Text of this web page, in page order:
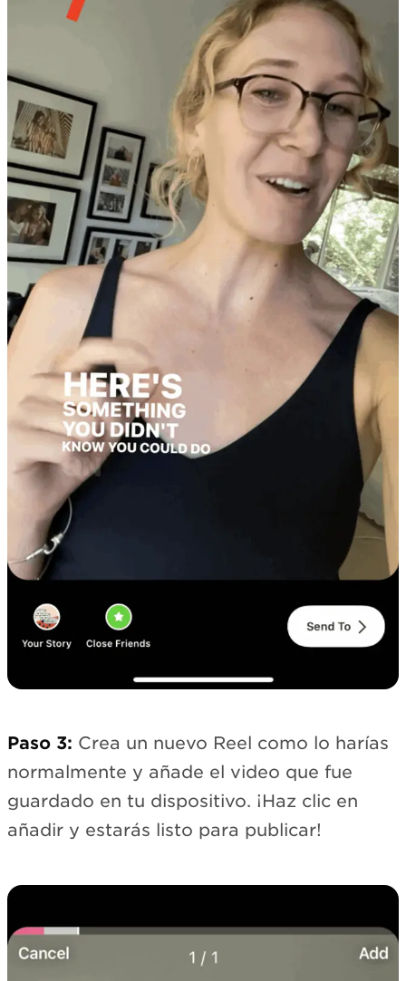
Paso 3: Crea un nuevo Reel como lo harías
normalmente y añade el video que fue
guardado en tu dispositivo. ¡Haz clic en
añadir y estarás listo para publicar!